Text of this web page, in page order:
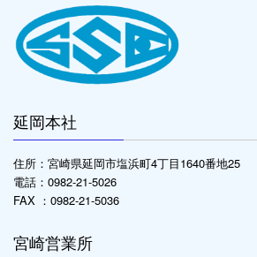
延岡本社
住所：宮崎県延岡市塩浜町4丁目1640番地25
電話：0982-21-5026
FAX ：0982-21-5036
宮崎営業所